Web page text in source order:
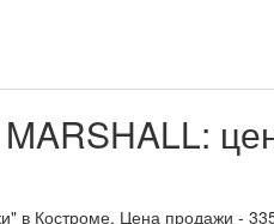
в Костроме. Цена продажи -